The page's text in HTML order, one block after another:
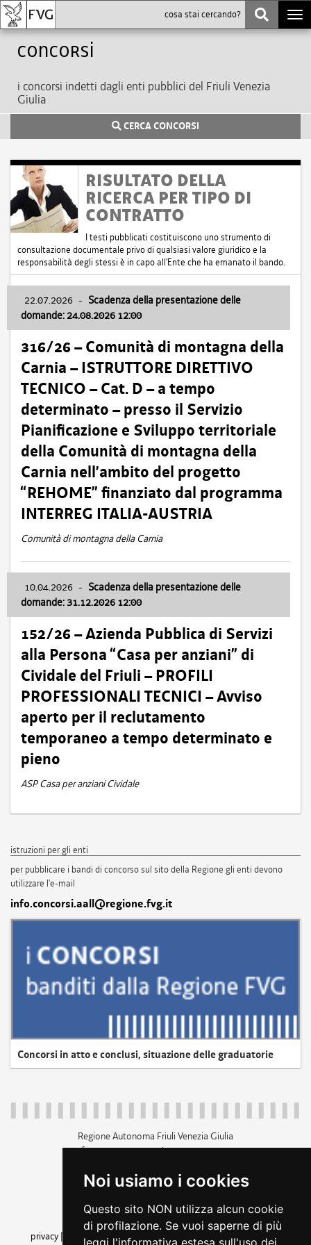
Noi usiamo i cookies
Questo sito NON utilizza alcun cookie
di profilazione. Se vuoi saperne di più
leggi l'informativa estesa sull'uso dei
Concorsi
i concorsi indetti dagli enti pubblici del Friuli Venezia
Giulia
CERCA CONCORSI
RISULTATO DELLA
RICERCA PER TIPO DI
CONTRATTO
I testi pubblicati costituiscono uno strumento di
consultazione documentale privo di qualsiasi valore giuridico e la
responsabilità degli stessi è in capo all'Ente che ha emanato il bando.
22.07.2026 - Scadenza della presentazione delle
domande: 24.08.2026 12:00
316/26 – Comunità di montagna della
Carnia – ISTRUTTORE DIRETTIVO
TECNICO – Cat. D – a tempo
determinato – presso il Servizio
Pianificazione e Sviluppo territoriale
della Comunità di montagna della
Carnia nell’ambito del progetto
“REHOME” finanziato dal programma
INTERREG ITALIA-AUSTRIA
Comunità di montagna della Carnia
10.04.2026 - Scadenza della presentazione delle
domande: 31.12.2026 12:00
152/26 – Azienda Pubblica di Servizi
alla Persona “Casa per anziani” di
Cividale del Friuli – PROFILI
PROFESSIONALI TECNICI – Avviso
aperto per il reclutamento
temporaneo a tempo determinato e
pieno
ASP Casa per anziani Cividale
istruzioni per gli enti
per pubblicare i bandi di concorso sul sito della Regione gli enti devono
utilizzare l'e-mail
info.concorsi.aall@regione.fvg.it
Concorsi in atto e conclusi, situazione delle graduatorie
Regione Autonoma Friuli Venezia Giulia
c.f. 80014930327; p.iva 00526040324
+39 040 3771111
amministrazione trasparente
privacy
cookie |note legali accessibilità
dichiarazione di